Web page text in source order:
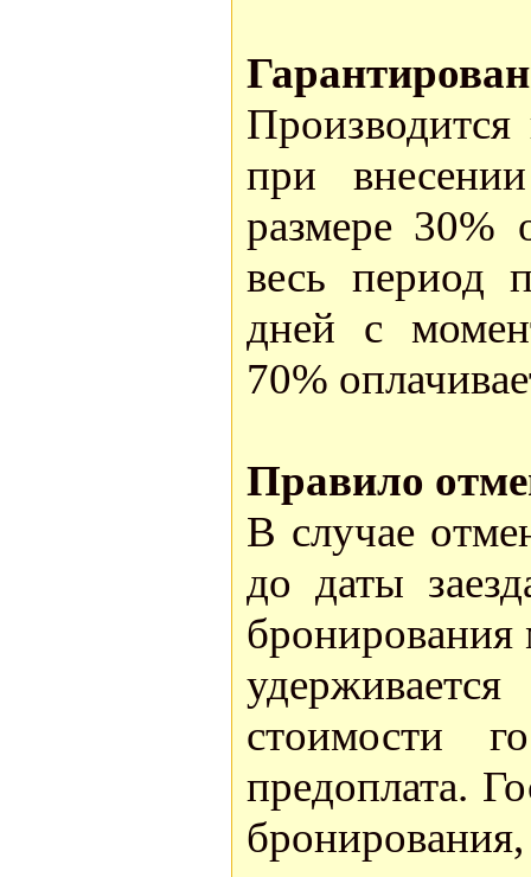
Производится
при
размере 30%
весь период
дней с
70%
Правило
В случае
до даты
бронирования
стоимости
предоплата.